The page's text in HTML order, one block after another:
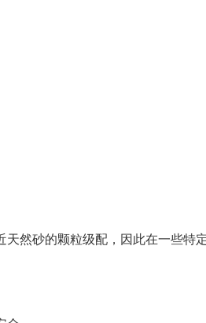
然砂的颗粒级配，因此在一些特